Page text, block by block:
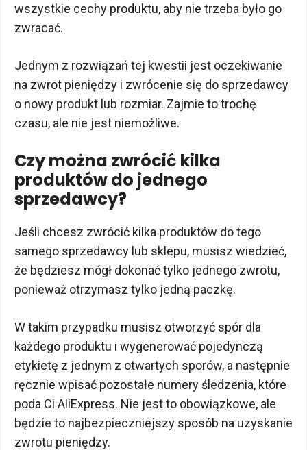
wszystkie cechy produktu, aby nie trzeba było go
zwracać.
Jednym z rozwiązań tej kwestii jest oczekiwanie
na zwrot pieniędzy i zwrócenie się do sprzedawcy
o nowy produkt lub rozmiar. Zajmie to trochę
czasu, ale nie jest niemożliwe.
Czy można zwrócić kilka
produktów do jednego
sprzedawcy?
Jeśli chcesz zwrócić kilka produktów do tego
samego sprzedawcy lub sklepu, musisz wiedzieć,
że będziesz mógł dokonać tylko jednego zwrotu,
ponieważ otrzymasz tylko jedną paczkę.
W takim przypadku musisz otworzyć spór dla
każdego produktu i wygenerować pojedynczą
etykietę z jednym z otwartych sporów, a następnie
ręcznie wpisać pozostałe numery śledzenia, które
poda Ci AliExpress. Nie jest to obowiązkowe, ale
będzie to najbezpieczniejszy sposób na uzyskanie
zwrotu pieniędzy.